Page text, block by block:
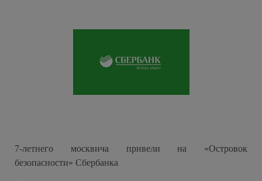
7-летнего москвича привели на «Островок
безопасности» Сбербанка